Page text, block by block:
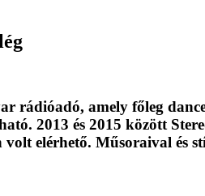
rádióadó, amely főleg
2013 és 2015 között
elérhető. Műsoraival és